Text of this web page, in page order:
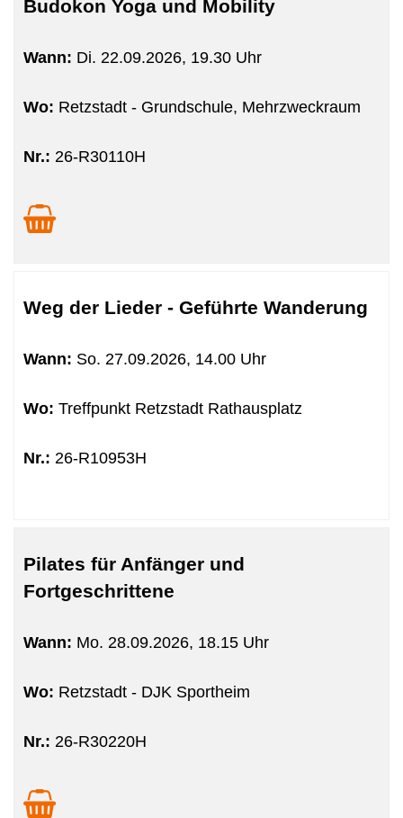
Budokon Yoga und Mobility
Wann: Di. 22.09.2026, 19.30 Uhr
Wo: Retzstadt - Grundschule, Mehrzweckraum
Nr.: 26-R30110H
Weg der Lieder - Geführte Wanderung
Wann: So. 27.09.2026, 14.00 Uhr
Wo: Treffpunkt Retzstadt Rathausplatz
Nr.: 26-R10953H
Pilates für Anfänger und
Fortgeschrittene
Wann: Mo. 28.09.2026, 18.15 Uhr
Wo: Retzstadt - DJK Sportheim
Nr.: 26-R30220H